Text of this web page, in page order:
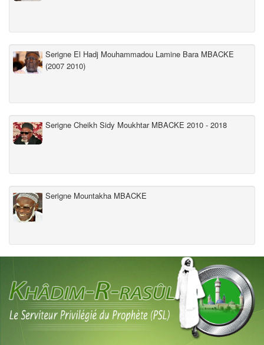
Serigne El Hadj Mouhammadou Lamine Bara MBACKE
(2007 2010)
Serigne Cheikh Sidy Moukhtar MBACKE 2010 - 2018
Serigne Mountakha MBACKE